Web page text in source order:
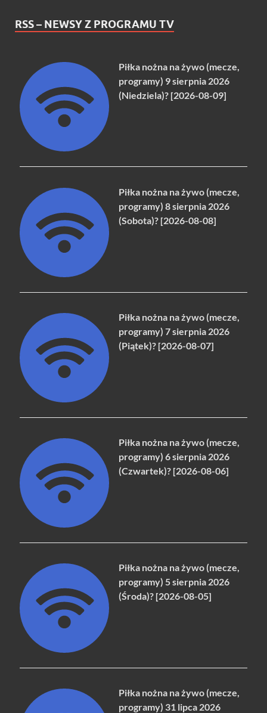
RSS – NEWSY Z PROGRAMU TV
Piłka nożna na żywo (mecze,
programy) 9 sierpnia 2026
(Niedziela)? [2026-08-09]
Piłka nożna na żywo (mecze,
programy) 8 sierpnia 2026
(Sobota)? [2026-08-08]
Piłka nożna na żywo (mecze,
programy) 7 sierpnia 2026
(Piątek)? [2026-08-07]
Piłka nożna na żywo (mecze,
programy) 6 sierpnia 2026
(Czwartek)? [2026-08-06]
Piłka nożna na żywo (mecze,
programy) 5 sierpnia 2026
(Środa)? [2026-08-05]
Piłka nożna na żywo (mecze,
programy) 31 lipca 2026